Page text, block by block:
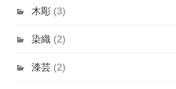
木彫 (3)
染織 (2)
漆芸 (2)